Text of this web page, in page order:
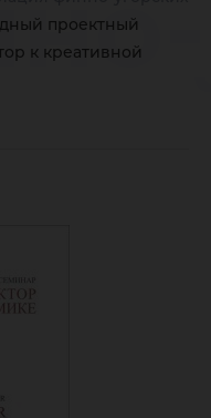
проектный
к креативной